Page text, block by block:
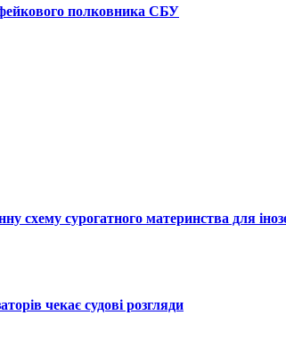
фейкового полковника СБУ
схему сурогатного материнства для
чекає судові розгляди